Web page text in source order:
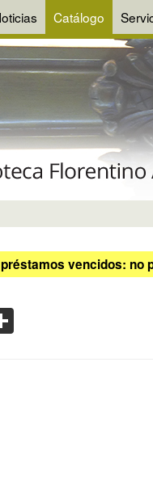
Catálogo
vencidos: